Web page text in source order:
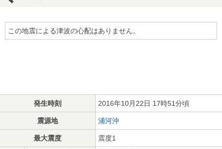
この地震による津波の心配はありません。
発生時刻 2016年10月22日 17時51分頃
震源地 浦河沖
最大震度 震度1